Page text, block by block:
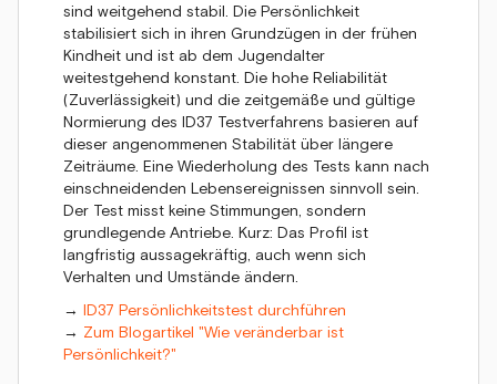
sind weitgehend stabil. Die Persönlichkeit
stabilisiert sich in ihren Grundzügen in der frühen
Kindheit und ist ab dem Jugendalter
weitestgehend konstant. Die hohe Reliabilität
(Zuverlässigkeit) und die zeitgemäße und gültige
Normierung des ID37 Testverfahrens basieren auf
dieser angenommenen Stabilität über längere
Zeiträume. Eine Wiederholung des Tests kann nach
einschneidenden Lebensereignissen sinnvoll sein.
Der Test misst keine Stimmungen, sondern
grundlegende Antriebe. Kurz: Das Profil ist
langfristig aussagekräftig, auch wenn sich
Verhalten und Umstände ändern.
→ ID37 Persönlichkeitstest durchführen
→ Zum Blogartikel "Wie veränderbar ist
Persönlichkeit?"